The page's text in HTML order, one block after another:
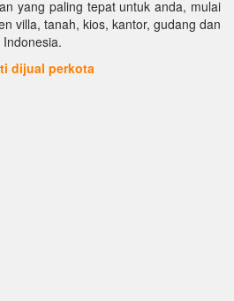
yang paling tepat untuk anda, mulai
villa, tanah, kios, kantor, gudang dan
dijual perkota